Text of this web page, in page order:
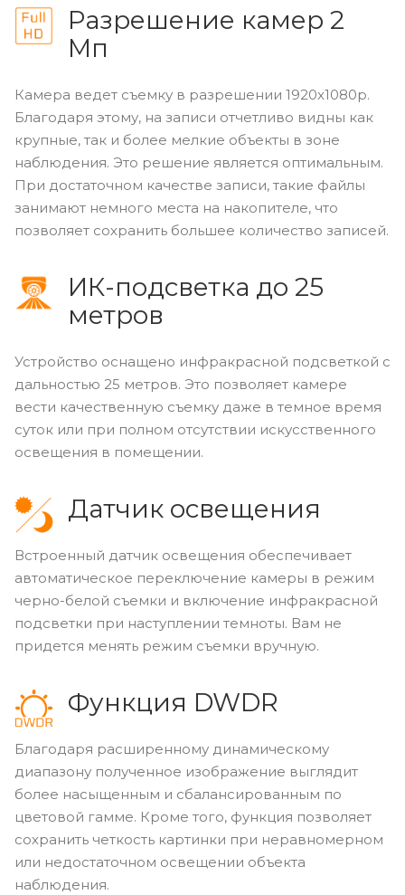
Разрешение камер 2
Мп
Камера ведет съемку в разрешении 1920x1080p.
Благодаря этому, на записи отчетливо видны как
крупные, так и более мелкие объекты в зоне
наблюдения. Это решение является оптимальным.
При достаточном качестве записи, такие файлы
занимают немного места на накопителе, что
позволяет сохранить большее количество записей.
ИК-подсветка до 25
метров
Устройство оснащено инфракрасной подсветкой с
дальностью 25 метров. Это позволяет камере
вести качественную съемку даже в темное время
суток или при полном отсутствии искусственного
освещения в помещении.
Датчик освещения
Встроенный датчик освещения обеспечивает
автоматическое переключение камеры в режим
черно-белой съемки и включение инфракрасной
подсветки при наступлении темноты. Вам не
придется менять режим съемки вручную.
Функция DWDR
Благодаря расширенному динамическому
диапазону полученное изображение выглядит
более насыщенным и сбалансированным по
цветовой гамме. Кроме того, функция позволяет
сохранить четкость картинки при неравномерном
или недостаточном освещении объекта
наблюдения.